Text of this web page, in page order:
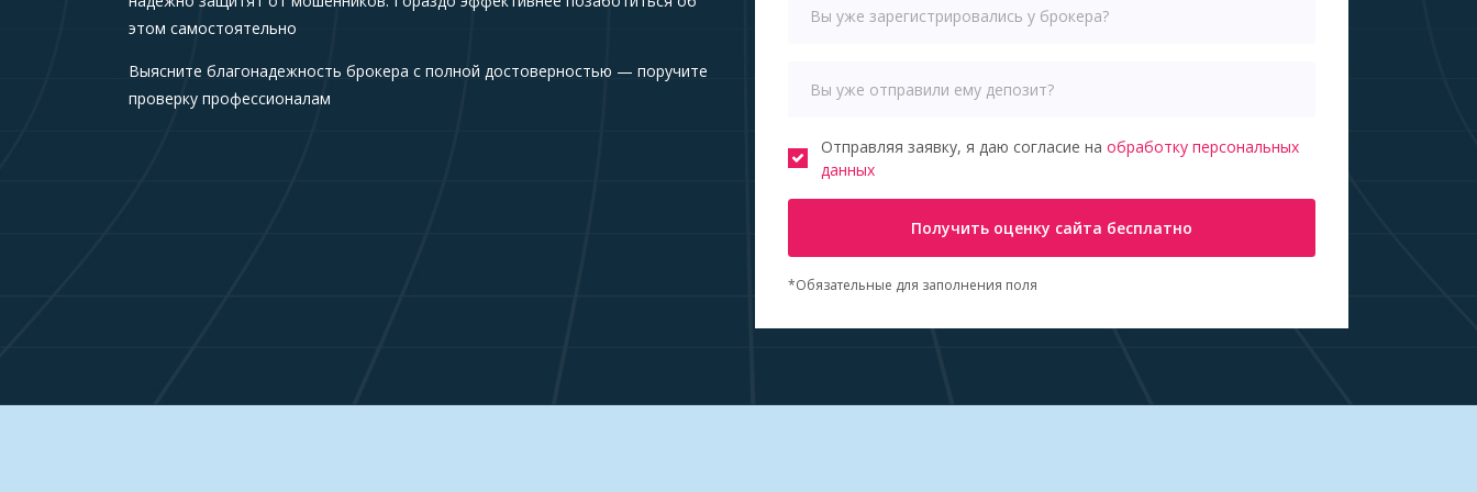
этом самостоятельно
Выясните благонадежность брокера с полной достоверностью — поручите
проверку профессионалам
Отправляя заявку, я даю согласие на обработку персональных
данных
Получить оценку сайта бесплатно
*Обязательные для заполнения поля